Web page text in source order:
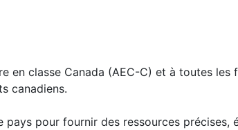
classe Canada (AEC-C) et à toutes les
canadiens.
pour fournir des ressources